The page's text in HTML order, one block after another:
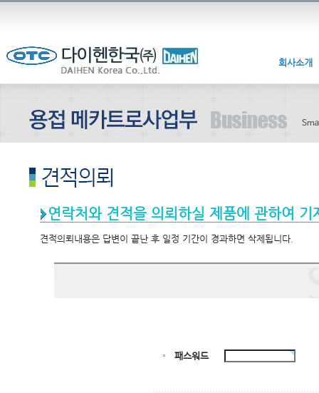
회사소개
연락처와 견적을 의뢰하실 제품에 관하여 기
견적의뢰내용은 답변이 끝난 후 일정 기간이 경과하면 삭제됩니다.
패스워드